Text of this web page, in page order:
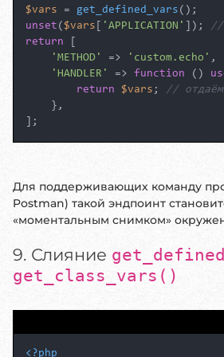
$vars = get_defined_vars
unset ( $vars 'APPLICATION' ]); //
return
'METHOD'
=> 'custom.echo' ,
'HANDLER'
=> function ( )
return
$vars ; // отдаём
    },
];
Для поддерживающих команду
Postman) такой эндпоинт
«моментальным снимком»
9. Слияние
get_class_vars()
<?php